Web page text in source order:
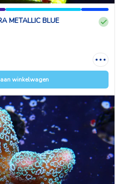
METALLIC BLUE
winkelwagen